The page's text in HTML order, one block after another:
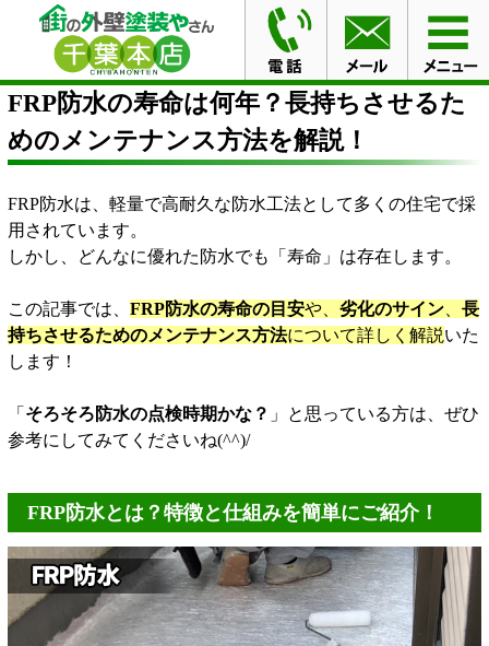
HOME ブログ
FRP防水の寿命は何年？長持ちさせるた
めのメンテナンス方法を解説！
FRP防水の寿命は何年？長持ちさせるた
めのメンテナンス方法を解説！
FRP防水は、軽量で高耐久な防水工法として多くの住宅で採
用されています。
しかし、どんなに優れた防水でも「寿命」は存在します。
この記事では、 FRP防水の寿命の目安や、 劣化のサイン、 長
持ちさせるためのメンテナンス方法について詳しく解説いた
します！
「 そろそろ防水の点検時期かな？ 」と思っている方は、ぜひ
参考にしてみてくださいね(^^)/
FRP防水とは？特徴と仕組みを簡単にご紹介！